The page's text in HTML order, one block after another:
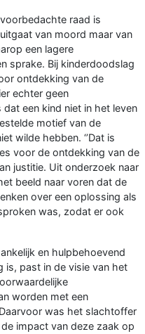
raad is
van moord maar van
een lagere
sprake. Bij kinderdoodslag
ontdekking van de
echter geen
een kind niet in het leven
motief van de
wilde hebben. ‘’Dat is
voor de ontdekking van de
justitie. Uit onderzoek naar
beeld naar voren dat de
over een oplossing als
was, zodat er ook
en hulpbehoevend
is, past in de visie van het
worden met een
was het slachtoffer
impact van deze zaak op